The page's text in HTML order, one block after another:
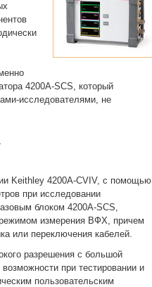
4200A-SCS, который
исследователями, не
Keithley 4200A-CVIV, с помощью
при исследовании
блоком 4200A-SCS,
измерения ВФХ, причем
или переключения кабелей.
разрешения с большой
при тестировании и
пользовательским